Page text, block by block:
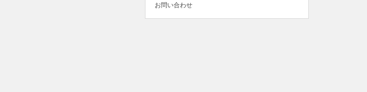
お問い合わせ